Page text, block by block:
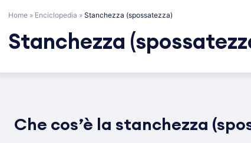
Home » Enciclopedia » Stanchezza (spossatezza)
Stanchezza
Che cos’è la stanchezza